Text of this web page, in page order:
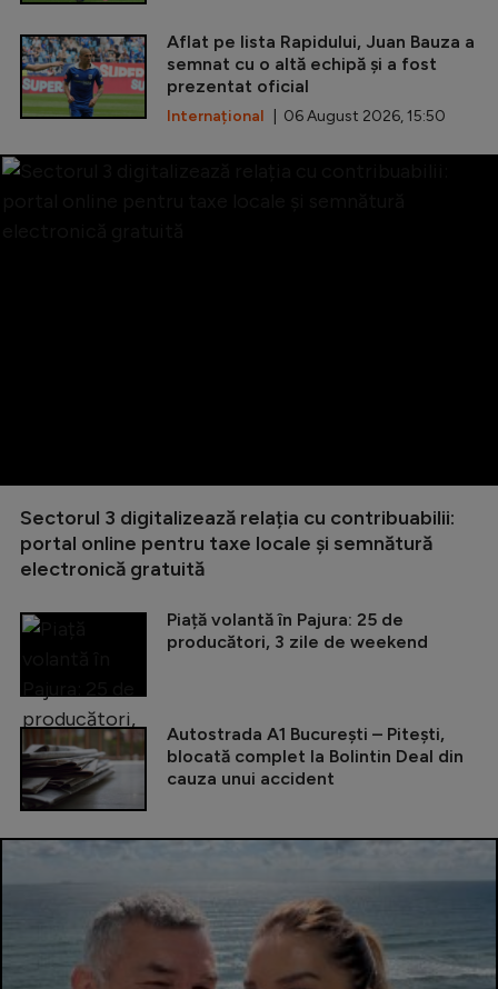
Aflat pe lista Rapidului, Juan Bauza a
semnat cu o altă echipă și a fost
prezentat oficial
Internațional | 06 August 2026, 15:50
Sectorul 3 digitalizează relația cu contribuabilii:
portal online pentru taxe locale și semnătură
electronică gratuită
Piață volantă în Pajura: 25 de
producători, 3 zile de weekend
Autostrada A1 București – Pitești,
blocată complet la Bolintin Deal din
cauza unui accident